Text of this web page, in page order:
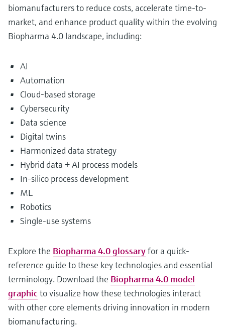
biomanufacturers to reduce costs, accelerate time-to-
market, and enhance product quality within the evolving
Biopharma 4.0 landscape, including:
AI
Automation
Cloud-based storage
Cybersecurity
Data science
Digital twins
Harmonized data strategy
Hybrid data + AI process models
In-silico process development
ML
Robotics
Single-use systems
Explore the Biopharma 4.0 glossaryfor a quick-
reference guide to these key technologies and essential
terminology. Download the Biopharma 4.0 model
graphicto visualize how these technologies interact
with other core elements driving innovation in modern
biomanufacturing.